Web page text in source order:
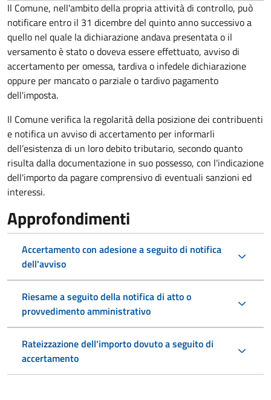
Il Comune, nell'ambito della propria attività di controllo, può
notificare entro il 31 dicembre del quinto annosuccessivo a
quello nel quale la dichiarazione andava presentata o il
versamento è stato o doveva essere effettuato, avviso di
accertamento per omessa, tardiva o infedele dichiarazione
oppure per mancato o parziale o tardivo pagamento
dell'imposta.
Il Comune verifica la regolarità della posizione dei contribuenti
e notifica un avviso di accertamento per informarli
dell’esistenza di un loro debito tributario, secondo quanto
risulta dalla documentazione in suo possesso, con l'indicazione
dell'importo da pagare comprensivo di eventuali sanzioni ed
interessi.
Approfondimenti
Accertamento con adesione a seguito di notifica
dell'avviso
Riesame a seguito della notifica di atto o
provvedimento amministrativo
Rateizzazione dell'importo dovuto a seguito di
accertamento